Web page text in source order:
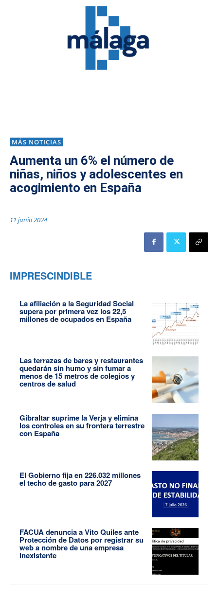
MÁS NOTICIAS
Aumenta un 6% el número de
niñas, niños y adolescentes en
acogimiento en España
11 junio 2024
IMPRESCINDIBLE
La afiliación a la Seguridad Social
supera por primera vez los 22,5
millones de ocupados en España
Las terrazas de bares y restaurantes
quedarán sin humo y sin fumar a
menos de 15 metros de colegios y
centros de salud
Gibraltar suprime la Verja y elimina
los controles en su frontera terrestre
con España
El Gobierno fija en 226.032 millones
el techo de gasto para 2027
FACUA denuncia a Vito Quiles ante
Protección de Datos por registrar su
web a nombre de una empresa
inexistente